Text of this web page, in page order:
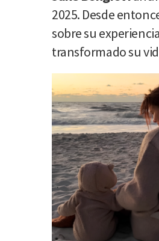
2025. Desde
sobre su
transformado su